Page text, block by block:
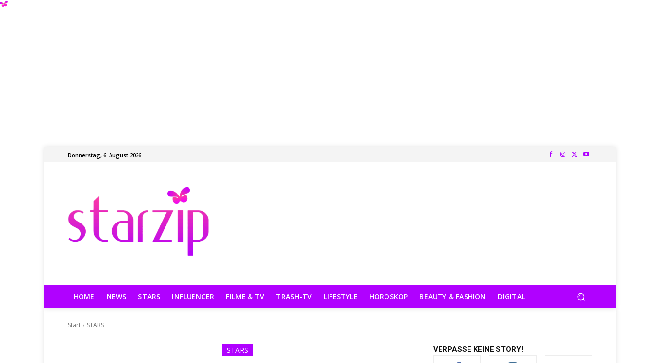
Donnerstag, 6. August 2026
HOME NEWS STARS INFLUENCER FILME & TV TRASH-TV LIFESTYLE HOROSKOP BEAUTY & FASHION DIGITAL
Start STARS
STARS VERPASSE KEINE STORY!